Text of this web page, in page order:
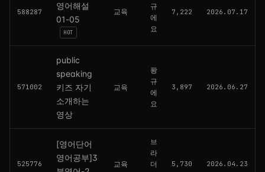
588287
영어해설
01-05
HOT
교육
규
에
요
7,222 2026.07.17
571002
public
speaking
키즈 자기
소개하는
영상
교육
퐝
규
에
요
3,897 2026.06.27
525776
[영어단어
영어공부]3
교육
브
라
더
5,730 2026.04.23